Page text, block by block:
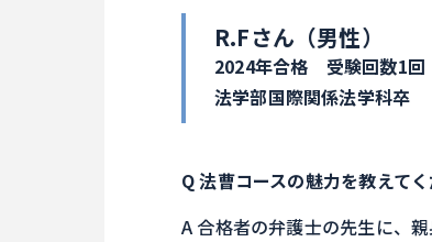
R.Fさん（男性）
2024年合格 受験回数1回
法学部国際関係法学科卒
法曹コースの魅力を教えてく
合格者の弁護士の先生に、